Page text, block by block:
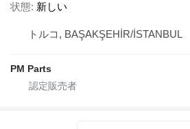
状態 新しい
トルコ, BAŞAKŞEHİR/İSTANBUL
PM Parts